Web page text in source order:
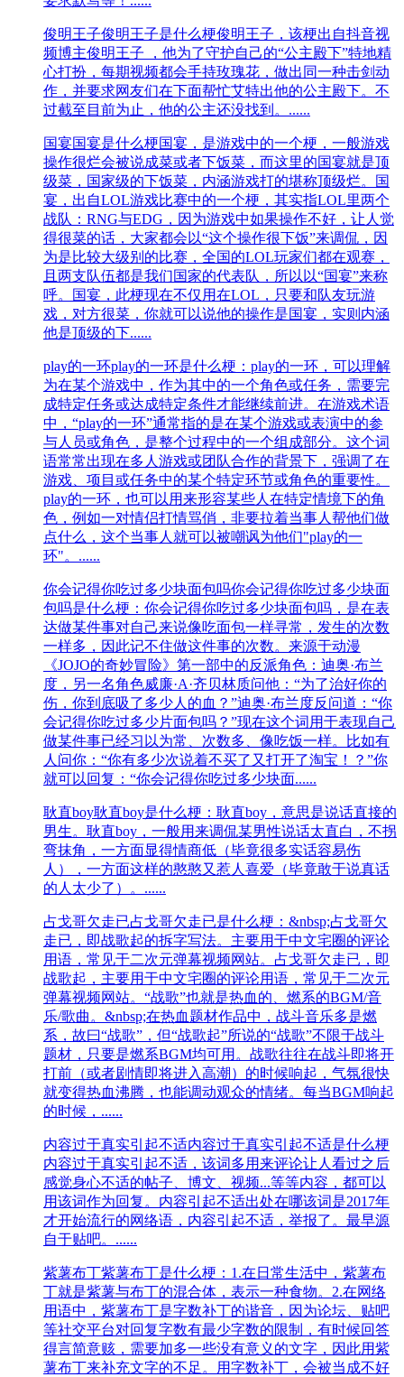
俊明王子俊明王子是什么梗俊明王子，​该梗出自抖音视
频博主俊明王子 ，他为了守护自己的“公主殿下”特地精
心打扮，每期视频都会手持玫瑰花，做出同一种击剑动
作，并要求网友们在下面帮忙艾特出他的公主殿下。不
过截至目前为止，他的公主还没找到。......
国宴国宴是什么梗国宴，是游戏中的一个梗，一般游戏
操作很烂会被说成菜或者下饭菜，而这里的国宴就是顶
级菜，国家级的下饭菜，内涵游戏打的堪称顶级烂。国
宴，出自LOL游戏比赛中的一个梗，其实指LOL里两个
战队：RNG与EDG，因为游戏中如果操作不好，让人觉
得很菜的话，大家都会以“这个操作很下饭”来调侃，因
为是比较大级别的比赛，全国的LOL玩家们都在观赛，
且两支队伍都是我们国家的代表队，所以以“国宴”来称
呼。国宴，此梗现在不仅用在LOL，只要和队友玩游
戏，对方很菜，你就可以说他的操作是国宴，实则内涵
他是顶级的下......
play的一环play的一环是什么梗：play的一环，可以理解
为在某个游戏中，作为其中的一个角色或任务，需要完
成特定任务或达成特定条件才能继续前进。在游戏术语
中，“play的一环”通常指的是在某个游戏或表演中的参
与人员或角色，是整个过程中的一个组成部分。这个词
语常常出现在多人游戏或团队合作的背景下，强调了在
游戏、项目或任务中的某个特定环节或角色的重要性。
play的一环，也可以用来形容某些人在特定情境下的角
色，例如一对情侣打情骂俏，非要拉着当事人帮他们做
点什么，这个当事人就可以被嘲讽为他们"play的一
环"。......
你会记得你吃过多少块面包吗你会记得你吃过多少块面
包吗是什么梗：你会记得你吃过多少块面包吗，是在表
达做某件事对自己来说像吃面包一样寻常，发生的次数
一样多，因此记不住做这件事的次数。来源于动漫
《JOJO的奇妙冒险》第一部中的反派角色：迪奥·布兰
度，另一名角色威廉·A·齐贝林质问他：“为了治好你的
伤，你到底吸了多少人的血？”迪奥·布兰度反问道：“你
会记得你吃过多少片面包吗？”现在这个词用于表现自己
做某件事已经习以为常、次数多、像吃饭一样。比如有
人问你：“你有多少次说着不买了又打开了淘宝！？”你
就可以回复：“你会记得你吃过多少块面......
耿直boy耿直boy是什么梗：耿直boy，意思是说话直接的
男生。耿直boy，一般用来调侃某男性说话太直白，不拐
弯抹角，一方面显得情商低（毕竟很多实话容易伤
人），一方面这样的憨憨又惹人喜爱（毕竟敢于说真话
的人太少了）。......
占戈哥欠走已占戈哥欠走已是什么梗：&nbsp;占戈哥欠
走已，即战歌起的拆字写法。主要用于中文宅圈的评论
用语，常见于二次元弹幕视频网站。占戈哥欠走已，即
战歌起，主要用于中文宅圈的评论用语，常见于二次元
弹幕视频网站。“战歌”也就是热血的、燃系的BGM/音
乐/歌曲。&nbsp;在热血题材作品中，战斗音乐多是燃
系，故曰“战歌”，但“战歌起”所说的“战歌”不限于战斗
题材，只要是燃系BGM均可用。战歌往往在战斗即将开
打前（或者剧情即将进入高潮）的时候响起，气氛很快
就变得热血沸腾，也能调动观众的情绪。每当BGM响起
的时候，......
内容过于真实引起不适内容过于真实引起不适是什么梗
内容过于真实引起不适，该词多用来评论让人看过之后
感觉身心不适的帖子、博文、视频...等等内容，都可以
用该词作为回复。内容引起不适出处在哪该词是2017年
才开始流行的网络语，内容引起不适，举报了。最早源
自于贴吧。......
紫薯布丁紫薯布丁是什么梗：1.在日常生活中，紫薯布
丁就是紫薯与布丁的混合体，表示一种食物。2.在网络
用语中，紫薯布丁是字数补丁的谐音，因为论坛、贴吧
等社交平台对回复字数有最少字数的限制，有时候回答
得言简意赅，需要加多一些没有意义的文字，因此用紫
薯布丁来补充文字的不足。用字数补丁，会被当成不好